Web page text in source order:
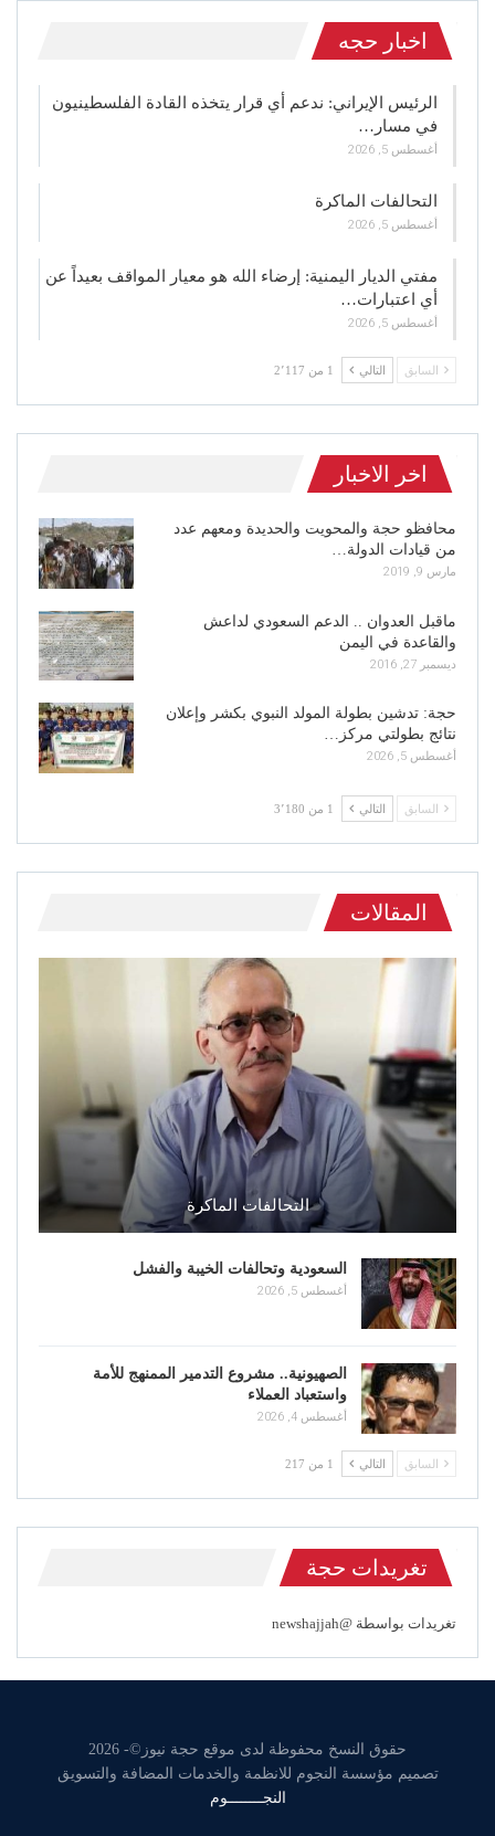
اخبار حجه
الرئيس الإيراني: ندعم أي قرار يتخذه القادة الفلسطينيون
في مسار…
أغسطس 5, 2026
التحالفات الماكرة
أغسطس 5, 2026
مفتي الديار اليمنية: إرضاء الله هو معيار المواقف بعيداً عن
أي اعتبارات…
أغسطس 5, 2026
السابق التالي 1 من 2٬117
اخر الاخبار
محافظو حجة والمحويت والحديدة ومعهم عدد
من قيادات الدولة…
مارس 9, 2019
ماقبل العدوان .. الدعم السعودي لداعش
والقاعدة في اليمن
ديسمبر 27, 2016
حجة: تدشين بطولة المولد النبوي بكشر وإعلان
نتائج بطولتي مركز…
أغسطس 5, 2026
السابق التالي 1 من 3٬180
المقالات
التحالفات الماكرة
السعودية وتحالفات الخيبة والفشل
أغسطس 5, 2026
الصهيونية.. مشروع التدمير الممنهج للأمة
واستعباد العملاء
أغسطس 4, 2026
السابق التالي 1 من 217
تغريدات حجة
تغريدات بواسطة @newshajjah
حقوق النسخ محفوظة لدى موقع حجة نيوز©- 2026
تصميم مؤسسة النجوم للانظمة والخدمات المضافة والتسويق
النجــــــــوم